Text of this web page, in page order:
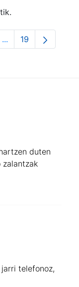
TAB to navigate.
...Intermediate
Orrialdea
19
duten
zalantzak
telefonoz,